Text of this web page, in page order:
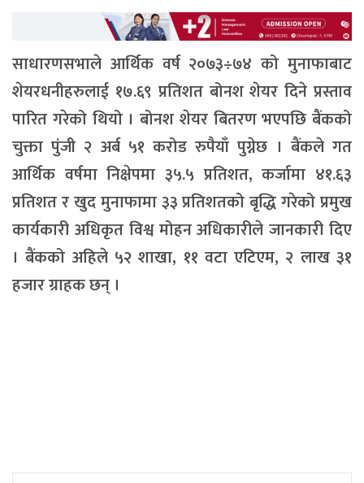
साधारणसभाले आर्थिक वर्ष २०७३÷७४ को मुनाफाबाट
शेयरधनीहरुलाई १७.६९ प्रतिशत बोनश शेयर दिने प्रस्ताव
पारित गरेको थियो । बोनश शेयर बितरण भएपछि बैंकको
चुक्ता पुंजी २ अर्ब ५१ करोड रुपैयाँ पुग्नेछ । बैंकले गत
आर्थिक वर्षमा निक्षेपमा ३५.५ प्रतिशत, कर्जामा ४१.६३
प्रतिशत र खुद मुनाफामा ३३ प्रतिशतको बृद्धि गरेको प्रमुख
कार्यकारी अधिकृत विश्व मोहन अधिकारीले जानकारी दिए
। बैंकको अहिले ५२ शाखा, ११ वटा एटिएम, २ लाख ३१
हजार ग्राहक छन् ।